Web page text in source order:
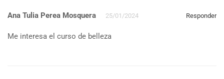
Ana Tulia Perea Mosquera 25/01/2024 Responder
Me interesa el curso de belleza